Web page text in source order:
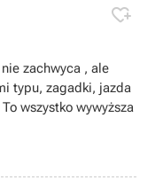

zachwyca , ale
typu, zagadki, jazda
wszystko wywyższa